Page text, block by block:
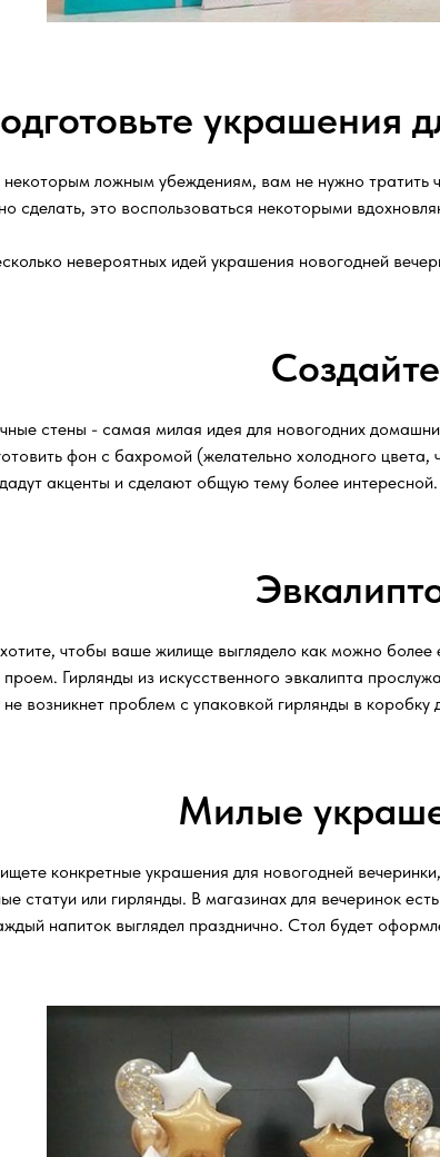
украшения
некоторым ложным убеждениям, вам не нужно тратить
сделать, это воспользоваться некоторыми
невероятных идей украшения новогодней
стены - самая милая идея для новогодних
фон с бахромой (желательно холодного
акценты и сделают общую тему более
чтобы ваше жилище выглядело как можно более
Гирлянды из искусственного эвкалипта
возникнет проблем с упаковкой гирлянды в
Милые
конкретные украшения для новогодней
статуи или гирлянды. В магазинах для вечеринок
напиток выглядел празднично. Стол будет